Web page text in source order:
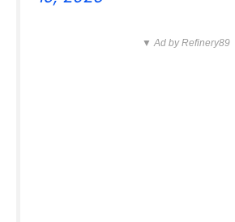
▼ Ad by Refinery89